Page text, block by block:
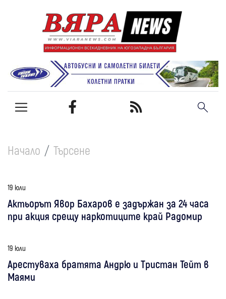
Начало Търсене
19 юли
Актьорът Явор Бахаров е задържан за 24 часа
при акция срещу наркотиците край Радомир
19 юли
Арестуваха братята Андрю и Тристан Тейт в
Маями